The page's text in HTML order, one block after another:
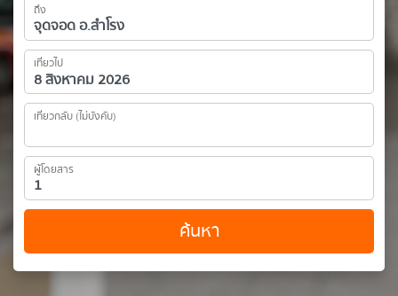
ถึง
เที่ยวไป
เที่ยวกลับ (ไม่บังคับ)
ผู้โดยสาร
ค้นหา